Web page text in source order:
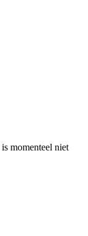
momenteel niet